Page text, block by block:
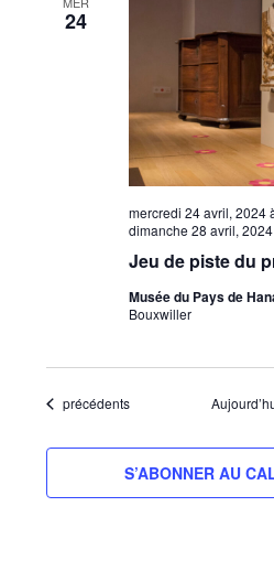
24
Jeu de piste du
mercredi 24 avril, 2024
dimanche 28 avril,
Musée du Pays de
Bouxwiller
Évènements
précédents
S’ABONNER AU